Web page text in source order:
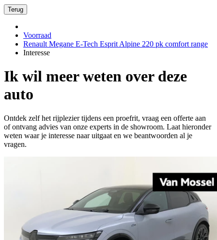
Terug
Voorraad
Renault Megane E-Tech Esprit Alpine 220 pk comfort range
Interesse
Ik wil meer weten over deze
auto
Ontdek zelf het rijplezier tijdens een proefrit, vraag een offerte aan
of ontvang advies van onze experts in de showroom. Laat hieronder
weten waar je interesse naar uitgaat en we beantwoorden al je
vragen.